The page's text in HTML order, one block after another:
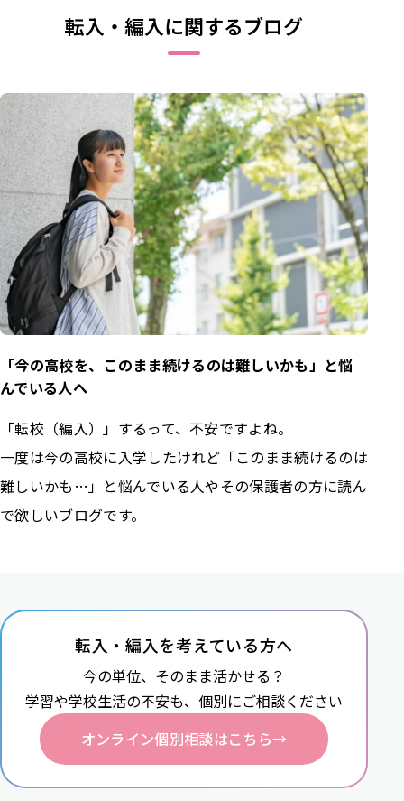
転入・編入に関するブログ
「今の高校を、このまま続けるのは難しいかも」と悩
んでいる人へ
「転校（編入）」するって、不安ですよね。
一度は今の高校に入学したけれど「このまま続けるのは
難しいかも…」と悩んでいる人やその保護者の方に読ん
で欲しいブログです。
転入・編入を考えている方へ
今の単位、そのまま活かせる？
学習や学校生活の不安も、 個別にご相談ください
オンライン個別相談はこちら→